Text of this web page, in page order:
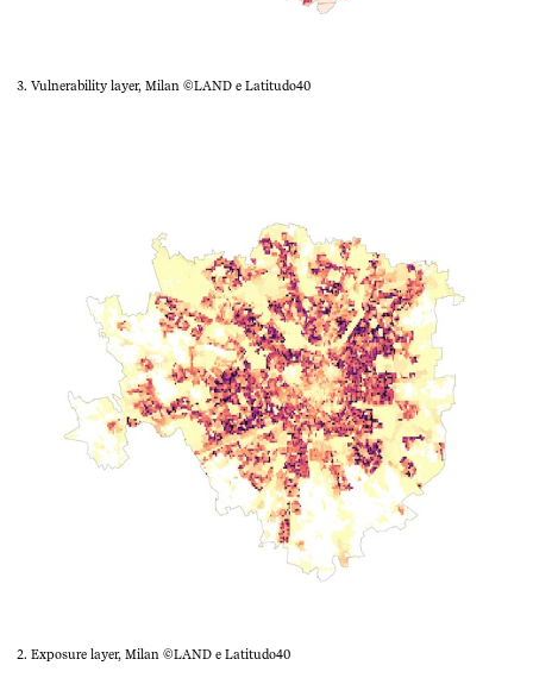
3. Vulnerability layer, Milan ©LAND e Latitudo40
2. Exposure layer, Milan ©LAND e Latitudo40